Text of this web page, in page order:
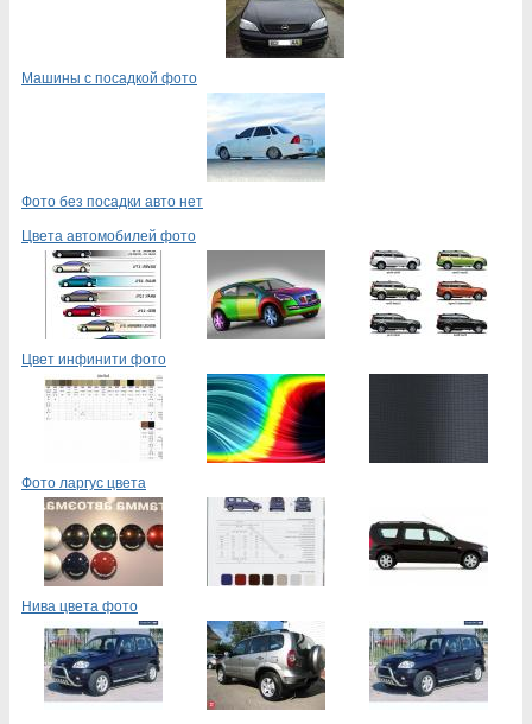
Машины с посадкой фото
Фото без посадки авто нет
Цвета автомобилей фото
Цвет инфинити фото
Фото ларгус цвета
Нива цвета фото